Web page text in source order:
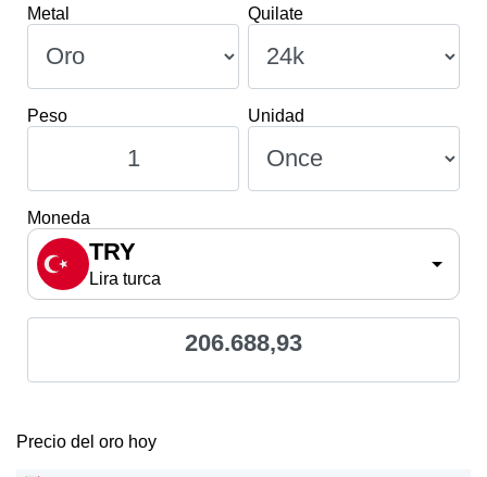
Metal
Quilate
Peso Unidad
Moneda
TRY
Lira turca
206.688,93
Precio del oro hoy